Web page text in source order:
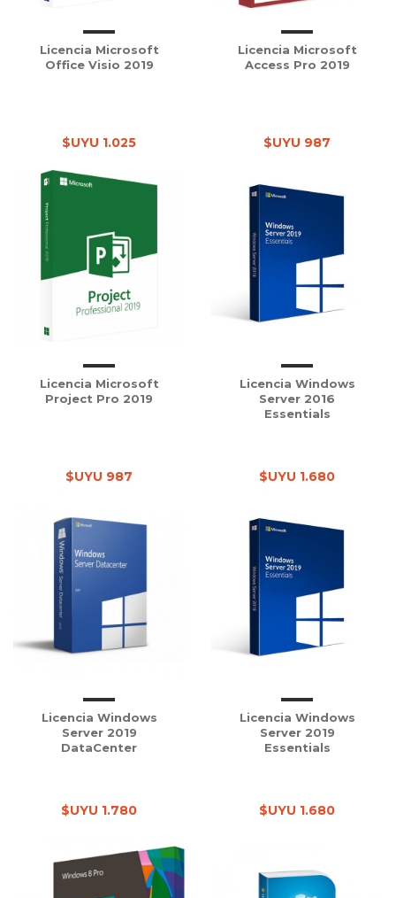
Licencia Microsoft
Office Visio 2019
$UYU 1.025
Licencia Microsoft
Access Pro 2019
$UYU 987
Licencia Microsoft
Project Pro 2019
$UYU 987
Licencia Windows
Server 2016
Essentials
$UYU 1.680
Licencia Windows
Server 2019
DataCenter
$UYU 1.780
Licencia Windows
Server 2019
Essentials
$UYU 1.680